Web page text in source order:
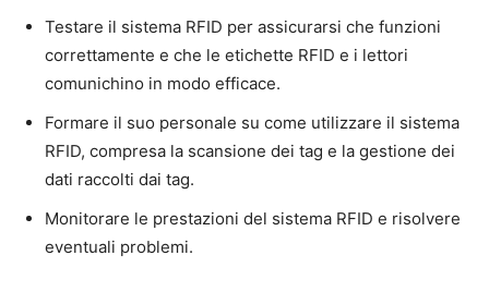
Testare il sistema RFID per assicurarsi che funzioni
correttamente e che le etichette RFID e i lettori
comunichino in modo efficace.
Formare il suo personale su come utilizzare il sistema
RFID, compresa la scansione dei tag e la gestione dei
dati raccolti dai tag.
Monitorare le prestazioni del sistema RFID e risolvere
eventuali problemi.